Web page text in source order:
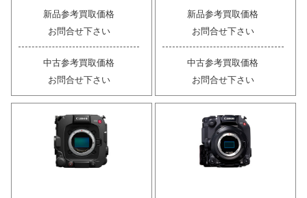
新品参考買取価格
お問合せ下さい
中古参考買取価格
お問合せ下さい
新品参考買取価格
お問合せ下さい
中古参考買取価格
お問合せ下さい